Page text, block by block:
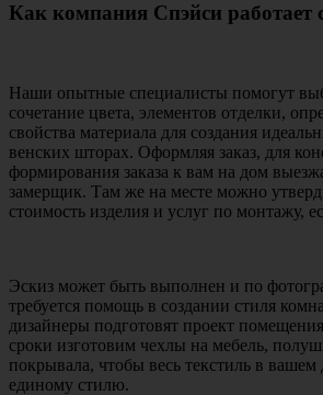
Как компания Спэйси работает
Наши опытные специалисты помогут
сочетание цвета, элементов отделки,
свойства материала для создания
венских шторах. Оформляя заказ, для
формирования заказа к вам на дом
замерщик. Там же на месте можно
стоимость изделия и услуг по монтажу,
Эскиз может быть выполнен и по
требуется помощь в создании стиля
дизайнеры подготовят проект
сроки изготовим чехлы на мебель,
покрывала, чтобы весь текстиль в вашем
единому стилю.